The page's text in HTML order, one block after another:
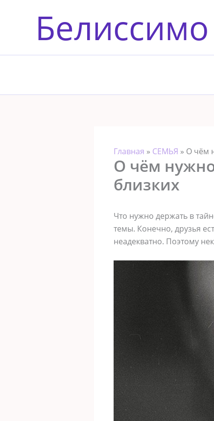
содержимомуБелиссимо
Главная » СЕМЬЯ » О чём
О чём
близких
Что нужно держать в
темы. Конечно, друзья
неадекватно. Поэтому